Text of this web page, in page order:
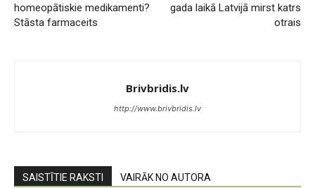
homeopātiskie medikamenti?
Stāsta farmaceits
gada laikā Latvijā mirst katrs
otrais
Brivbridis.lv
http://www.brivbridis.lv
SAISTĪTIE RAKSTI VAIRĀK NO AUTORA